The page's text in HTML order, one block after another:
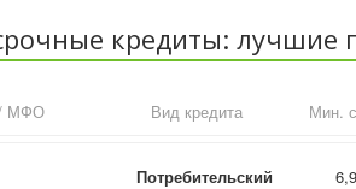
кредиты: лучшие
МФО Вид кредита Мин.
Потребительский